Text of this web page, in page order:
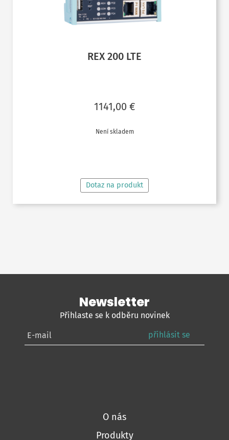
REX 200 LTE
1141,00 €
Není skladem
Dotaz na produkt
Newsletter
Přihlaste se k odběru novinek
přihlásit se
O nás
Produkty